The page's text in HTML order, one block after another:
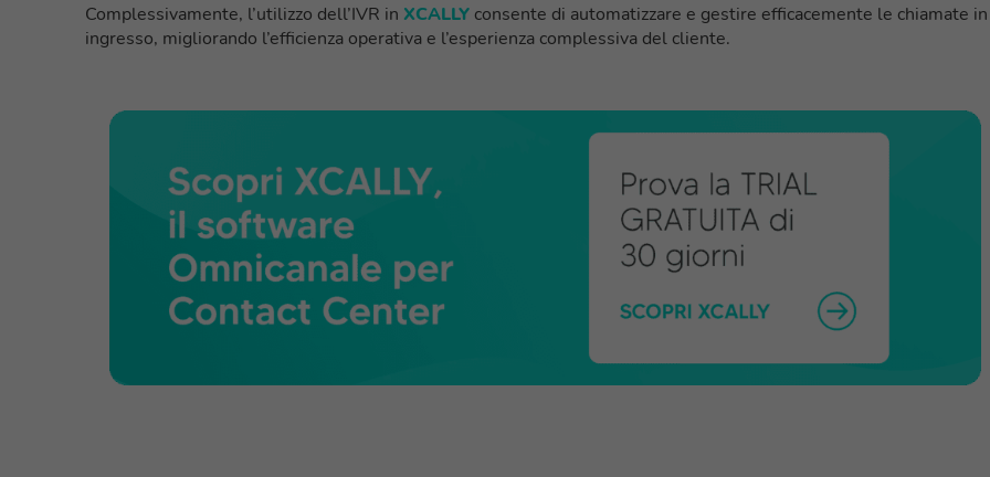
Complessivamente, l’utilizzo dell’IVR in XCALLY consente di automatizzare e gestire efficacemente le chiamate in
ingresso, migliorando l’efficienza operativa e l’esperienza complessiva del cliente.